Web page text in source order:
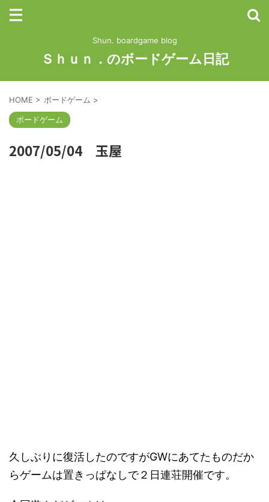
Shun. boardgame blog
Ｓｈｕｎ．のボードゲーム日記
HOME > ボードゲーム >
ボードゲーム
2007/05/04 玉屋
久しぶりに復活したのですがGWにあてたものだか
らゲームは置きっぱなしで２日連荘開催です。